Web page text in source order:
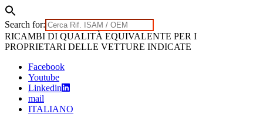
Search for:
Skip
to
RICAMBI DI QUALITÀ EQUIVALENTE PER I
PROPRIETARI DELLE VETTURE INDICATE
Facebook
Youtube
Linkedin
mail
ITALIANO